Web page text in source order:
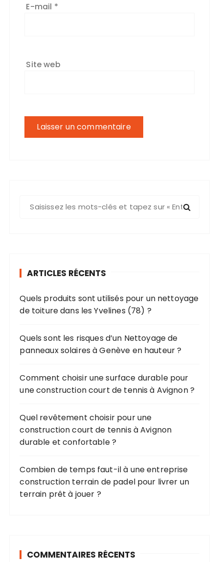
E-mail *
Site web
e
p
u
r
ARTICLES RÉCENTS
Quels produits sont utilisés pour un nettoyage
de toiture dans les Yvelines (78) ?
Quels sont les risques d’un Nettoyage de
panneaux solaires à Genève en hauteur ?
Comment choisir une surface durable pour
une construction court de tennis à Avignon ?
Quel revêtement choisir pour une
construction court de tennis à Avignon
durable et confortable ?
Combien de temps faut-il à une entreprise
construction terrain de padel pour livrer un
terrain prêt à jouer ?
COMMENTAIRES RÉCENTS